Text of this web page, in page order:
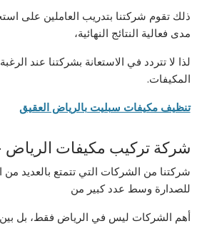
ذلك تقوم شركتنا بتدريب العاملين على
مدى فعالية النتائج النهائية،
لذا لا تتردد في الاستعانة بشركتنا عند
المكيفات.
تنظيف مكيفات سبليت بالرياض العقيق
شركة تركيب مكيفات الرياض
شركتنا من الشركات التي تتمتع بالعديد من
للصدارة وسط عدد كبير من
أهم الشركات ليس في الرياض فقط، بل